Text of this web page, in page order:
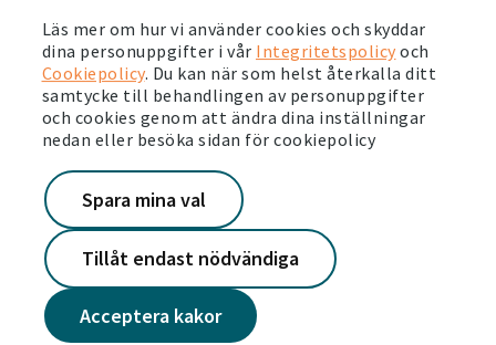
Läs mer om hur vi använder cookies och skyddar
dina personuppgifter i vår Integritetspolicy och
Cookiepolicy. Du kan när som helst återkalla ditt
samtycke till behandlingen av personuppgifter
och cookies genom att ändra dina inställningar
nedan eller besöka sidan för cookiepolicy
Acceptera kakor
Spara mina val
Tillåt endast nödvändiga
2026-05-26
Det är dags för årets Järvavecka
Läs mer
2026-05-19
Victoriahemdagen – skapar stolthet och
framtidstro
Läs mer